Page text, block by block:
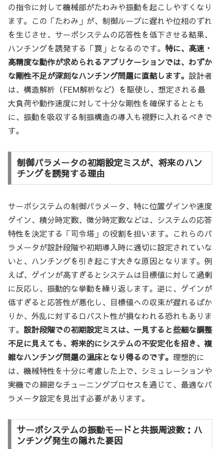
の指令に対して機械部がたわみや振動を起こしやすくなり
ます。この「たわみ」が、制御ループに遅れや位相のずれ
を生じさせ、サーボシステムの応答性を低下させる結果、
ハンチングを誘発する「罠」となるのです。 特に、高速・
高精度な動作が求められるアプリケーションでは、わずか
な剛性不足が深刻なハンチング問題に直結します。 設計者
は、構造解析（FEM解析など）を駆使し、想定される最
大負荷や動作速度に対して十分な剛性を確保するととも
に、振動を吸収する制振構造の導入も視野に入れるべきで
す。
制御パラメータの初期設定ミスが、将来のハン
チングを誘発する理由
サーボシステムの制御パラメータ、特に位置ゲインや速度
ゲイン、積分時定数、微分時定数などは、システムの応答
特性を決定する「司令塔」の役割を担います。これらのパ
ラメータが設計段階や初期導入時に適切に設定されていな
いと、ハンチングを引き起こす大きな原因となります。例
えば、ゲインが高すぎるとシステムは目標値に対して過剰
に反応し、振動的な挙動を繰り返します。逆に、ゲインが
低すぎると応答性が悪化し、目標値への収束が遅れるばか
りか、外乱に対するロバスト性が損なわれる恐れもありま
す。 設計段階での初期設定ミスは、一見すると些細な調整
不足に見えても、将来的にシステムの不安定化を招き、複
雑なハンチング問題の温床となり得るのです。 理想的に
は、機械特性を十分に考慮した上で、シミュレーションや
実機での綿密なチューニングプロセスを通じて、最適なパ
ラメータ設定を見出す必要があります。
サーボシステムの振動モードと共振周波数：ハ
ンチング発生の隠れた要因